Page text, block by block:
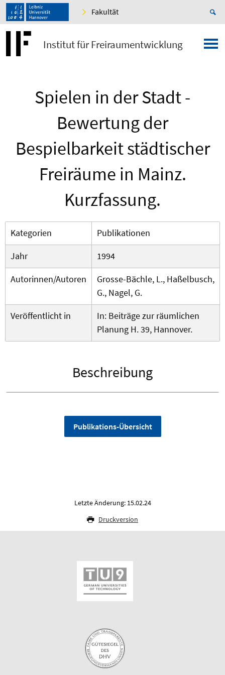
Fakultät
Institut für Freiraumentwicklung
Spielen in der Stadt -
Bewertung der
Bespielbarkeit städtischer
Freiräume in Mainz.
Kurzfassung.
Kategorien
Publikationen
Jahr
1994
Autorinnen/Autoren
Grosse-Bächle, L., Haßelbusch,
G., Nagel, G.
Veröffentlicht in
In: Beiträge zur räumlichen
Planung H. 39, Hannover.
Beschreibung
Publikations-Übersicht
Letzte Änderung: 15.02.24
Druckversion